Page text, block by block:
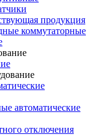
продукция
коммутаторные
автоматические
отключения